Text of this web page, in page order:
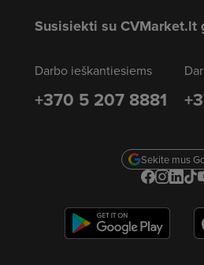
Susisiekti su CVMarket.lt
Darbo ieškantiesiems
+370 5 207 8881
Sekite mus